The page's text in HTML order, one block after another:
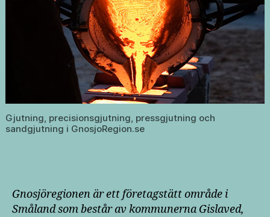
Gjutning, precisionsgjutning, pressgjutning och
sandgjutning i GnosjoRegion.se
Gnosjöregionen är ett företagstätt område i
Småland som består av kommunerna Gislaved,